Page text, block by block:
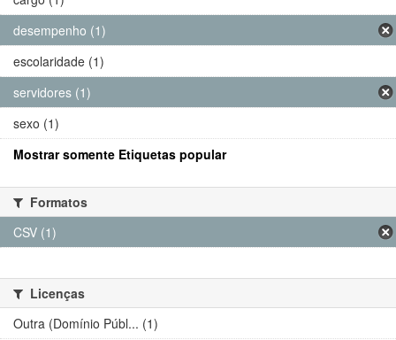
desempenho (1)
escolaridade (1)
servidores (1)
sexo (1)
Mostrar somente Etiquetas popular
Formatos
CSV (1)
Licenças
Outra (Domínio Públ... (1)